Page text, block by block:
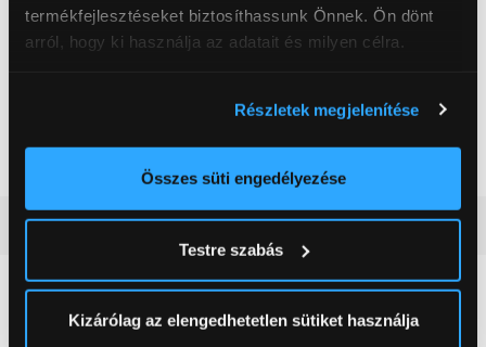
termékfejlesztéseket biztosíthassunk Önnek. Ön dönt
arról, hogy ki használja az adatait és milyen célra.
elhelyezkedéséről pár méteres pontossággal
Az Ön készülékén beazonosítása annak konkrét
módjairól és adja meg preferenciáit aRészletek
pontban. Bármikor módosíthatja vagy visszavonhatja a
Sütinyilatkozathoz való hozzájárulását.
Részletek megjelenítése
Összes süti engedélyezése
Testre szabás
Kizárólag az elengedhetetlen sütiket használja
kombinált hűtőszekrény
Vásárlói vélemények(0)
0